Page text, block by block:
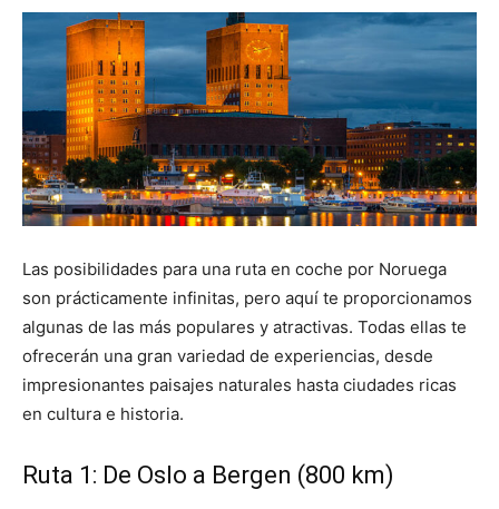
Las posibilidades para una ruta en coche por Noruega
son prácticamente infinitas, pero aquí te proporcionamos
algunas de las más populares y atractivas. Todas ellas te
ofrecerán una gran variedad de experiencias, desde
impresionantes paisajes naturales hasta ciudades ricas
en cultura e historia.
Ruta 1: De Oslo a Bergen (800 km)